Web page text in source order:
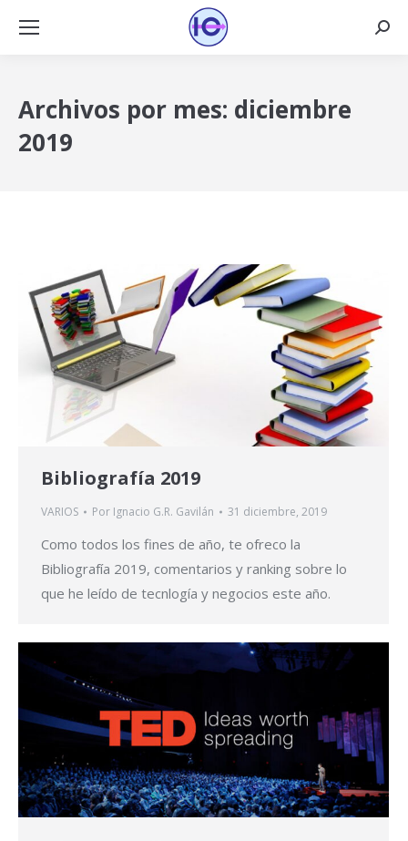
Archivos por mes: diciembre
2019
Bibliografía 2019
VARIOS Por Ignacio G.R. Gavilán 31 diciembre, 2019
Como todos los fines de año, te ofreco la
Bibliografía 2019, comentarios y ranking sobre lo
que he leído de tecnlogía y negocios este año.